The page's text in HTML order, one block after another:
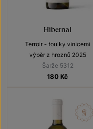
Hibernal
Terroir - toulky vinicemi
výběr z hroznů 2025
Šarže 5312
180 Kč